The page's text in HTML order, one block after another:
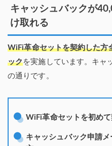
キャッシュバックが
け取れる
WiFi革命セットを契約した方
ックを実施しています。キャ
の通りです。
WiFi革命セットを初め
キャッシュバック申請